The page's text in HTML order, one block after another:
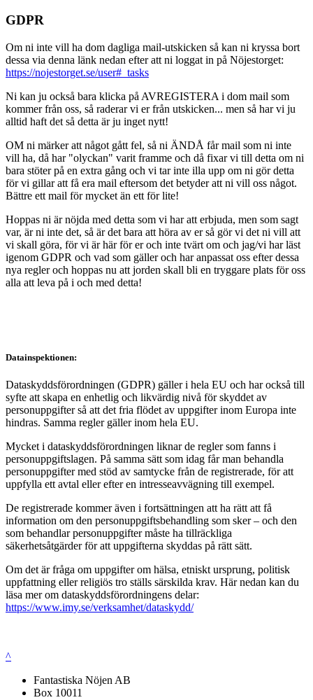
GDPR
Om ni inte vill ha dom dagliga mail-utskicken så kan ni kryssa bort
dessa via denna länk nedan efter att ni loggat in på Nöjestorget:
https://nojestorget.se/user#_tasks
Ni kan ju också bara klicka på AVREGISTERA i dom mail som
kommer från oss, så raderar vi er från utskicken... men så har vi ju
alltid haft det så detta är ju inget nytt!
OM ni märker att något gått fel, så ni ÄNDÅ får mail som ni inte
vill ha, då har "olyckan" varit framme och då fixar vi till detta om ni
bara stöter på en extra gång och vi tar inte illa upp om ni gör detta
för vi gillar att få era mail eftersom det betyder att ni vill oss något.
Bättre ett mail för mycket än ett för lite!
Hoppas ni är nöjda med detta som vi har att erbjuda, men som sagt
var, är ni inte det, så är det bara att höra av er så gör vi det ni vill att
vi skall göra, för vi är här för er och inte tvärt om och jag/vi har läst
igenom GDPR och vad som gäller och har anpassat oss efter dessa
nya regler och hoppas nu att jorden skall bli en tryggare plats för oss
alla att leva på i och med detta!
Datainspektionen:
Dataskyddsförordningen (GDPR) gäller i hela EU och har också till
syfte att skapa en enhetlig och likvärdig nivå för skyddet av
personuppgifter så att det fria flödet av uppgifter inom Europa inte
hindras. Samma regler gäller inom hela EU.
Mycket i dataskyddsförordningen liknar de regler som fanns i
personuppgiftslagen. På samma sätt som idag får man behandla
personuppgifter med stöd av samtycke från de registrerade, för att
uppfylla ett avtal eller efter en intresseavvägning till exempel.
De registrerade kommer även i fortsättningen att ha rätt att få
information om den personuppgiftsbehandling som sker – och den
som behandlar personuppgifter måste ha tillräckliga
säkerhetsåtgärder för att uppgifterna skyddas på rätt sätt.
Om det är fråga om uppgifter om hälsa, etniskt ursprung, politisk
uppfattning eller religiös tro ställs särskilda krav. Här nedan kan du
läsa mer om dataskyddsförordningens delar:
https://www.imy.se/verksamhet/dataskydd/
^
Fantastiska Nöjen AB
Box 10011